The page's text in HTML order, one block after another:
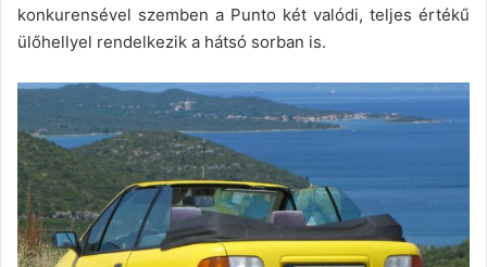
konkurensével szemben a Punto két valódi, teljes értékű
ülőhellyel rendelkezik a hátsó sorban is.